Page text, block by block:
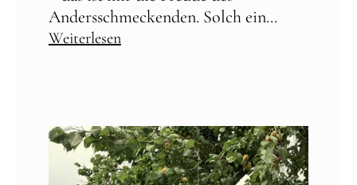
Andersschmeckenden. Solch ein...
Weiterlesen